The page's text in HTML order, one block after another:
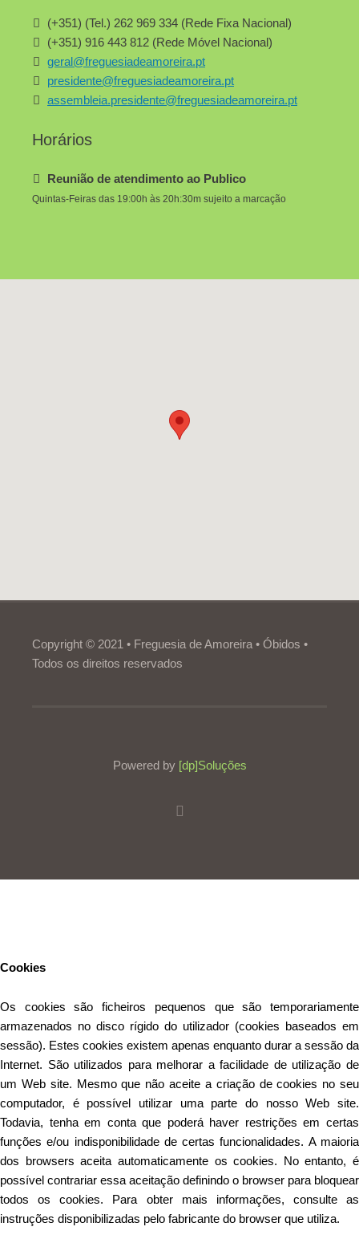
(+351) (Tel.) 262 969 334 (Rede Fixa Nacional)
(+351) 916 443 812 (Rede Móvel Nacional)
geral@freguesiadeamoreira.pt
presidente@freguesiadeamoreira.pt
assembleia.presidente@freguesiadeamoreira.pt
Horários
Reunião de atendimento ao Publico
Quintas-Feiras das 19:00h às 20h:30m sujeito a marcação
Copyright © 2021 • Freguesia de Amoreira • Óbidos •
Todos os direitos reservados
Powered by [dp]Soluções
Cookies
Os cookies são ficheiros pequenos que são temporariamente
armazenados no disco rígido do utilizador (cookies baseados em
sessão). Estes cookies existem apenas enquanto durar a sessão da
Internet. São utilizados para melhorar a facilidade de utilização de
um Web site. Mesmo que não aceite a criação de cookies no seu
computador, é possível utilizar uma parte do nosso Web site.
Todavia, tenha em conta que poderá haver restrições em certas
funções e/ou indisponibilidade de certas funcionalidades. A maioria
dos browsers aceita automaticamente os cookies. No entanto, é
possível contrariar essa aceitação definindo o browser para bloquear
todos os cookies. Para obter mais informações, consulte as
instruções disponibilizadas pelo fabricante do browser que utiliza.